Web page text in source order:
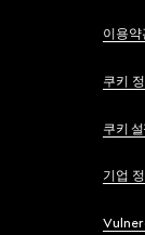
이용약
쿠키
쿠키
기업